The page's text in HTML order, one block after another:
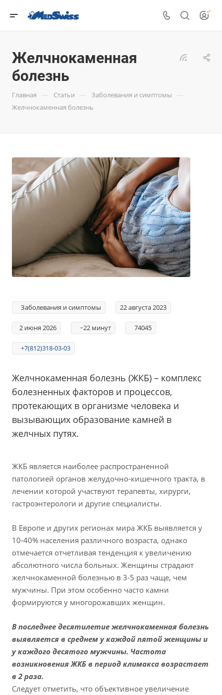
Желчнокаменная
болезнь
Главная — Статьи — Заболевания и симптомы —
Желчнокаменная болезнь
Заболевания и симптомы 22 августа 2023
2 июня 2026 ~22 минут 74045
+7(812)318-03-03
Желчнокаменная болезнь (ЖКБ) – комплекс
болезненных факторов и процессов,
протекающих в организме человека и
вызывающих образование камней в
желчных путях.
ЖКБ является наиболее распространенной
патологией органов желудочно-кишечного тракта, в
лечении которой участвуют терапевты, хирурги,
гастроэнтерологи и другие специалисты.
В Европе и других регионах мира ЖКБ выявляется у
10-40% населения различного возраста, однако
отмечается отчетливая тенденция к увеличению
абсолютного числа больных. Женщины страдают
желчнокаменной болезнью в 3-5 раз чаще, чем
мужчины. При этом особенно часто камни
формируются у многорожавших женщин.
В последнее десятилетие желчнокаменная болезнь
выявляется в среднем у каждой пятой женщины и
у каждого десятого мужчины. Частота
возникновения ЖКБ в период климакса возрастает
в 2 раза.
Следует отметить, что объективное увеличение